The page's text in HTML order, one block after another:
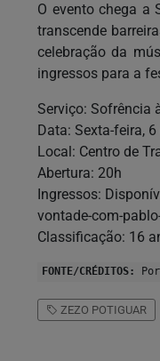
O evento chega a
transcende
celebração da
ingressos para a
Serviço: Sofrência
Data: Sexta-feira,
Local: Centro de
Abertura: 20h
Ingressos:
vontade-com-
Classificação: 16
FONTE/CRÉDITOS:
ZEZO POTIGUAR